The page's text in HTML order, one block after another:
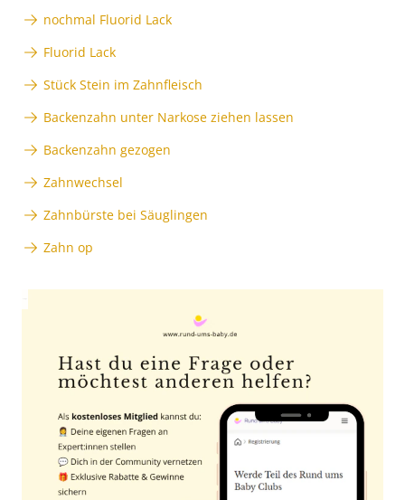
nochmal Fluorid Lack
Fluorid Lack
Stück Stein im Zahnfleisch
Backenzahn unter Narkose ziehen lassen
Backenzahn gezogen
Zahnwechsel
Zahnbürste bei Säuglingen
Zahn op